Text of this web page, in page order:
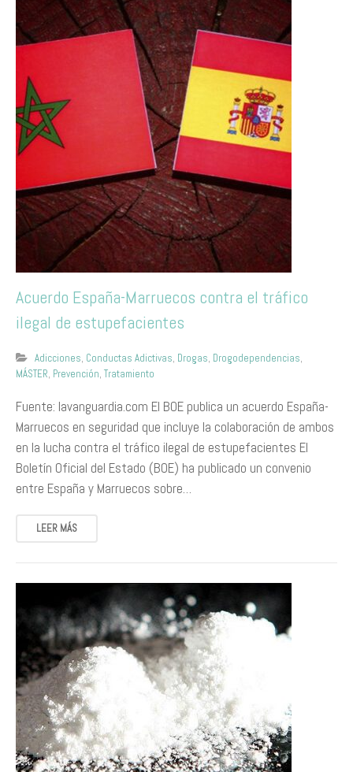
Acuerdo España-Marruecos contra el tráfico
ilegal de estupefacientes
Adicciones, Conductas Adictivas, Drogas, Drogodependencias,
MÁSTER, Prevención, Tratamiento
Fuente: lavanguardia.com El BOE publica un acuerdo España-
Marruecos en seguridad que incluye la colaboración de ambos
en la lucha contra el tráfico ilegal de estupefacientes El
Boletín Oficial del Estado (BOE) ha publicado un convenio
entre España y Marruecos sobre…
LEER MÁS